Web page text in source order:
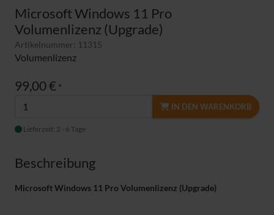
Microsoft Windows 11 Pro
Volumenlizenz (Upgrade)
Artikelnummer: 11315
Volumenlizenz
99,00 € *
IN DEN WARENKORB
Lieferzeit: 2 - 6 Tage
Beschreibung
Microsoft Windows 11 Pro Volumenlizenz (Upgrade)